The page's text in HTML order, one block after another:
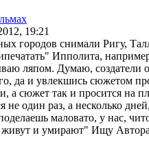
19:21
городов снимали Ригу,
Ипполита,
ляпом. Думаю,
да и увлекшись сюжетом
а сюжет так и просится на
не один раз, а несколько
маловато, у нас,
и умирают" Ищу